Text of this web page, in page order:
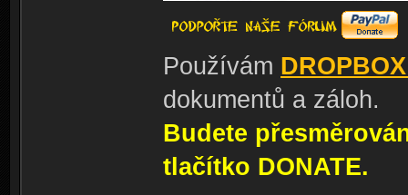
Používám
dokumentů a záloh.
Budete
tlačítko DONATE.